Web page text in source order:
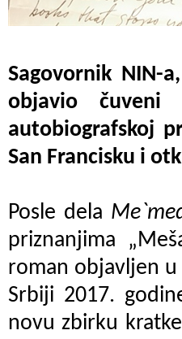
Sagovornik NIN-
objavio
autobiografskoj
San Francisku i
Posle dela
priznanjima
roman objavljen u
Srbiji 2017.
novu zbirku